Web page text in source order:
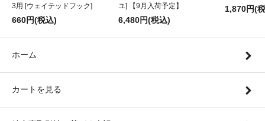
3用 [ウェイテッドフック]
660円(税込)
ユ] 【9月入荷予定】
6,480円(税込)
1,870円(
ホーム
カートを見る